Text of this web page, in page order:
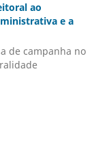
ao
e a
de campanha no